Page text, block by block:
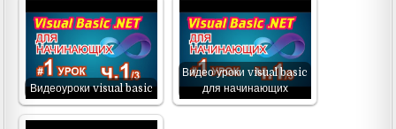
Видеоуроки visual basic
Видео уроки visual basic
для начинающих